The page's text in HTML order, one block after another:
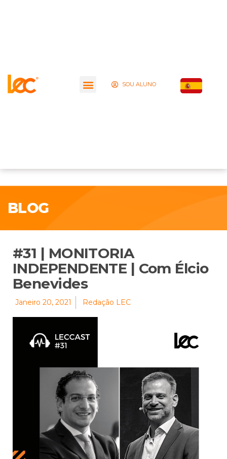
SOU ALUNO
BLOG
#31 | MONITORIA
INDEPENDENTE | Com Élcio
Benevides
Janeiro 20, 2021 Redação LEC